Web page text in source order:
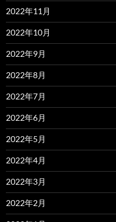
2022年11月
2022年10月
2022年9月
2022年8月
2022年7月
2022年6月
2022年5月
2022年4月
2022年3月
2022年2月